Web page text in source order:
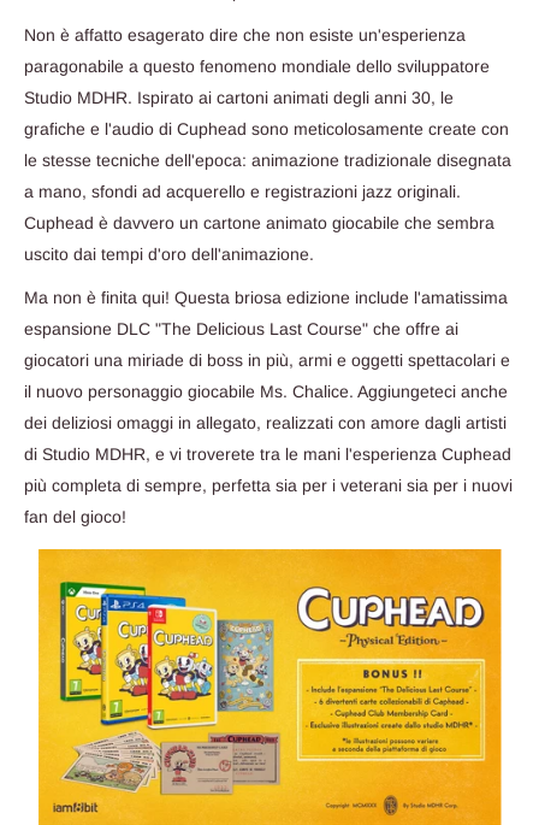
Non è affatto esagerato dire che non esiste un'esperienza
paragonabile a questo fenomeno mondiale dello sviluppatore
Studio MDHR. Ispirato ai cartoni animati degli anni 30, le
grafiche e l'audio di Cuphead sono meticolosamente create con
le stesse tecniche dell'epoca: animazione tradizionale disegnata
a mano, sfondi ad acquerello e registrazioni jazz originali.
Cuphead è davvero un cartone animato giocabile che sembra
uscito dai tempi d'oro dell'animazione.
Ma non è finita qui! Questa briosa edizione include l'amatissima
espansione DLC "The Delicious Last Course" che offre ai
giocatori una miriade di boss in più, armi e oggetti spettacolari e
il nuovo personaggio giocabile Ms. Chalice. Aggiungeteci anche
dei deliziosi omaggi in allegato, realizzati con amore dagli artisti
di Studio MDHR, e vi troverete tra le mani l'esperienza Cuphead
più completa di sempre, perfetta sia per i veterani sia per i nuovi
fan del gioco!